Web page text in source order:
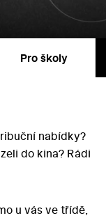
Pro školy
nabídky?
do kina? Rádi
u vás ve třídě,